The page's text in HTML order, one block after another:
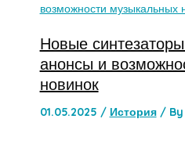
Новые
анонсы и
новинок
01.05.2025 / История/ By